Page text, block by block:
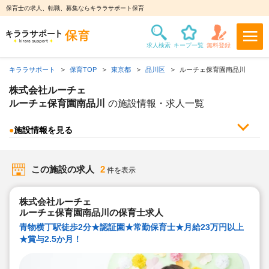
保育士の求人、転職、募集ならキララサポート保育
キララサポート 保育TOP 東京都 品川区 ルーチェ保育園南品川
株式会社ルーチェ
ルーチェ保育園南品川
の施設情報・求人一覧
●施設情報を見る
この施設の求人 2 件を表示
株式会社ルーチェ
ルーチェ保育園南品川の保育士求人
青物横丁駅徒歩2分★認証園★常勤保育士★月給23万円以上
★賞与2.5か月！